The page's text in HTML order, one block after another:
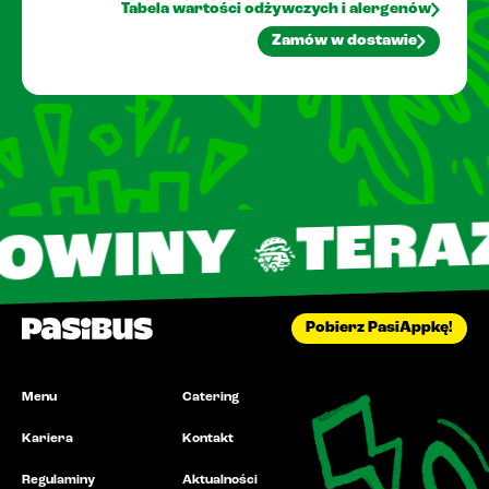
Tabela wartości odżywczych i alergenów
Zamów w dostawie
TERAZ
Pobierz PasiAppkę!
Menu Catering
Kariera Kontakt
Regulaminy Aktualności